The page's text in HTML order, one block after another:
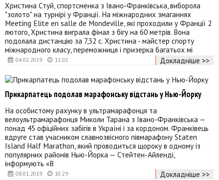
04.02.2019 11:02
Христина Стуй, спортсменка з Івано-Франківська, виборола
"золото" на турнірі у Франції. На міжнародних змаганнях
Meeting Elite en salle de Mondeville, які проходили у Франції 2
лютого, Христина виграла фінал з бігу на 60 метрів. Вона
подолала дистанцію за 7,32 с. Христина - майстер спорту
міжнародного класу, переможниця і призерка багатьох мі
Докладніше >>
08.01.2019 10:29
Прикарпатець подолав марафонську відстань у Нью-Йорку
На особистому рахунку в ультрамарафонця та
велоультрамарафонця Миколи Тарана з Івано-Франківська —
понад 45 офіційних забігів в Україні і за кордоном. Франківець
вдруге став учасником славнозвісного півмарафону Staten
Island Half Marathon, який проводиться щороку в одному із
популярних районів Нью-Йорка — Стейтен-Айленді,
інформують «В
Докладніше >>